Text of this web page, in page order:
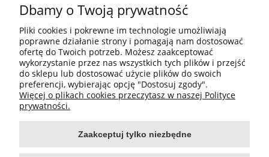
Informacje
Moje konto
Płatności i dostawa
Dbamy o Twoją prywatność
Pliki cookies i pokrewne im technologie umożliwiają
poprawne działanie strony i pomagają nam dostosować
ofertę do Twoich potrzeb. Możesz zaakceptować
wykorzystanie przez nas wszystkich tych plików i przejść
do sklepu lub dostosować użycie plików do swoich
preferencji, wybierając opcję "Dostosuj zgody".
Więcej o plikach cookies przeczytasz w naszej Polityce
prywatności.
Zaakceptuj tylko niezbędne